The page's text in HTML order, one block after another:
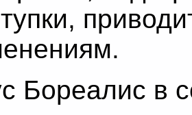
Бореалис в